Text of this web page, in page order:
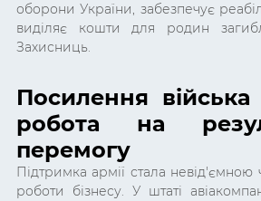
оборони України, забезпечує
виділяє кошти для родин
Захисниць.
Посилення війська
робота на
перемогу
Підтримка армії стала
роботи бізнесу. У штаті